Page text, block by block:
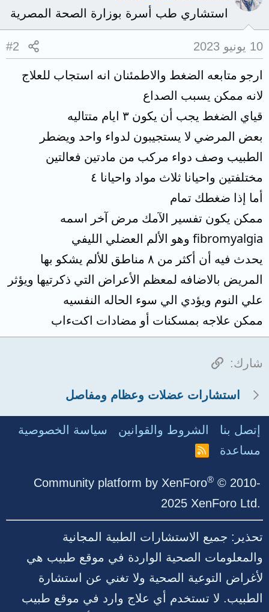
استشاري طب أسرة بوزارة الصحة المصرية
10 يونيو 2023 #2
ارجو متابعه الضغط والاطمئنان انه استجاب للعلاج
لانه ممكن يسبب الصداع
قياي الضغط يجب أن يكون ٣ ايام متتاليه
بعض المرضي لا يستجيبون لدواء واحد ويضطر
الطبيب وصف دواء مركب من مادتين فعالتين
مختلفتين واحيانا ثلاث مواد واحيانا ٤
أما إذا ضغطك تمام
ممكن يكون تفسير الآمك مرض آخر اسمه
fibromyalgia وهو الألم العضلي الليفي
يحدث فيه أن أكثر من ٨ مناطق للألم يشكو بها
المريض بالاضافه لمعظم الأعراض التي ذكرتيها ويؤثر
علي النوم ويؤدي الي سوء الحاله النفسيه
ممكن علاجه بمسكنات أو مضادات اكتءاب
شارك: الرابط
استشارات عضلات وعظام ومفاصل
إتصل بنا الشروط والقوانين
سياسة الخصوصية
مساعدة
R
Community platform by XenForo® © 2010-
2025 XenForo Ltd.
تحذير: جميع الاستشارات الطبية المجانية
والمعلومات الصحية الواردة في موقع طبيب هي
لأغراض التوعية الصحية ولا تغني عن استشارة
الطبيب. لا تستخدم أي علاج وارد في موقع طبيب